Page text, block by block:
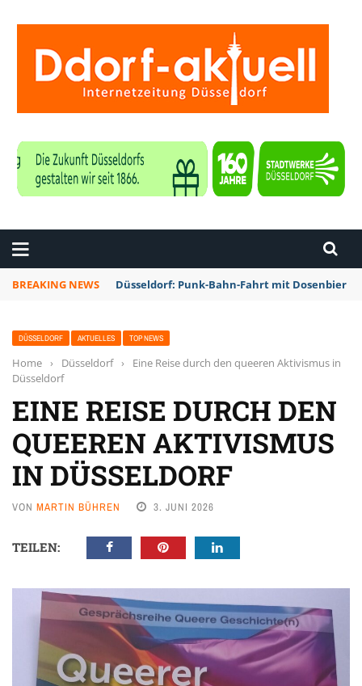
BREAKING NEWS Fortuna Düsseldorf kommt bei Waldhof
DÜSSELDORF AKTUELLES TOP NEWS
Home › Düsseldorf ›
Eine Reise durch den queeren Aktivismus in
Düsseldorf
EINE REISE DURCH DEN
QUEEREN AKTIVISMUS
IN DÜSSELDORF
VON MARTIN BÜHREN 3. JUNI 2026
TEILEN: